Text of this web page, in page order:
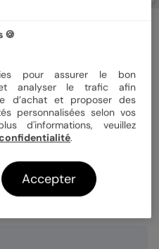
15x21 cm plié
Papier Satiné
1 carte
🍪
pour assurer le bon
analyser le trafic afin
d’achat et proposer des
personnalisées selon vos
d'informations, veuillez
.
Accepter